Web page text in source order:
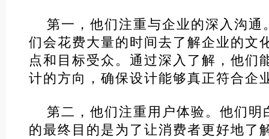
第一，他们注重与企业的深入沟通
们会花费大量的时间去了解企业的文
点和目标受众。通过深入了解，他们
计的方向，确保设计能够真正符合企
第二，他们注重用户体验。他们明
的最终目的是为了让消费者更好地了